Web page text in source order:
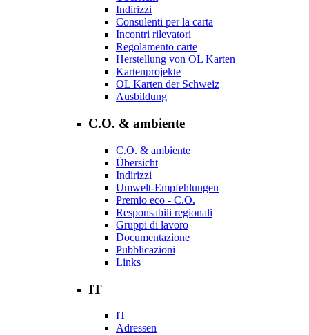
Indirizzi
Consulenti per la carta
Incontri rilevatori
Regolamento carte
Herstellung von OL Karten
Kartenprojekte
OL Karten der Schweiz
Ausbildung
C.O. & ambiente
C.O. & ambiente
Übersicht
Indirizzi
Umwelt-Empfehlungen
Premio eco - C.O.
Responsabili regionali
Gruppi di lavoro
Documentazione
Pubblicazioni
Links
IT
IT
Adressen